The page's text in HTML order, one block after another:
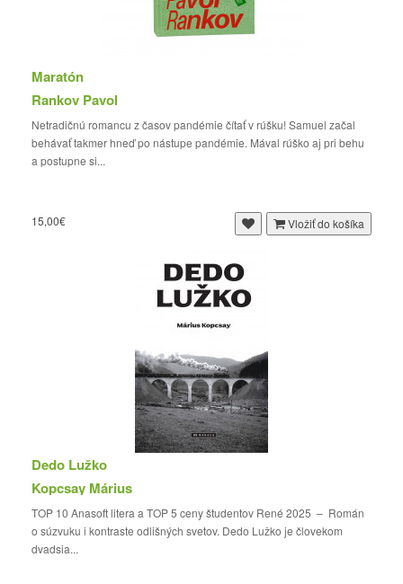
Maratón
Rankov Pavol
Netradičnú romancu z časov pandémie čítať v rúšku! Samuel začal
behávať takmer hneď po nástupe pandémie. Mával rúško aj pri behu
a postupne si...
15,00€ Vložiť do košíka
Dedo Lužko
Kopcsay Márius
TOP 10 Anasoft litera a TOP 5 ceny študentov René 2025 – Román
o súzvuku i kontraste odlišných svetov. Dedo Lužko je človekom
dvadsia...